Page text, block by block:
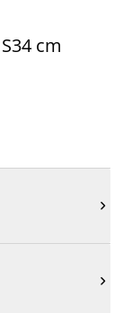
cm

